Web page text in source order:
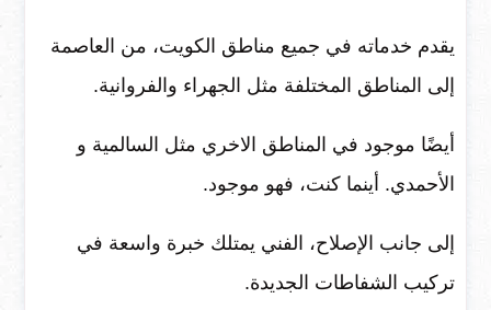
يقدم خدماته في جميع مناطق الكويت، من العاصمة
إلى المناطق المختلفة مثل الجهراء والفروانية.
أيضًا موجود في المناطق الاخري مثل السالمية و
الأحمدي. أينما كنت، فهو موجود.
إلى جانب الإصلاح، الفني يمتلك خبرة واسعة في
تركيب الشفاطات الجديدة.